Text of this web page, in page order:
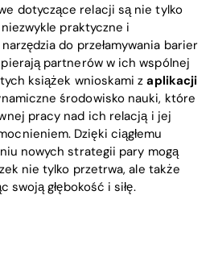
dotyczące relacji są nie tylko
praktyczne i
do przełamywania barier
partnerów w ich wspólnej
książek wnioskami zaplikacji
środowisko nauki, które
pracy nad ich relacją i jej
Dzięki ciągłemu
nowych strategii pary mogą
nie tylko przetrwa, ale także
swoją głębokość i siłę.